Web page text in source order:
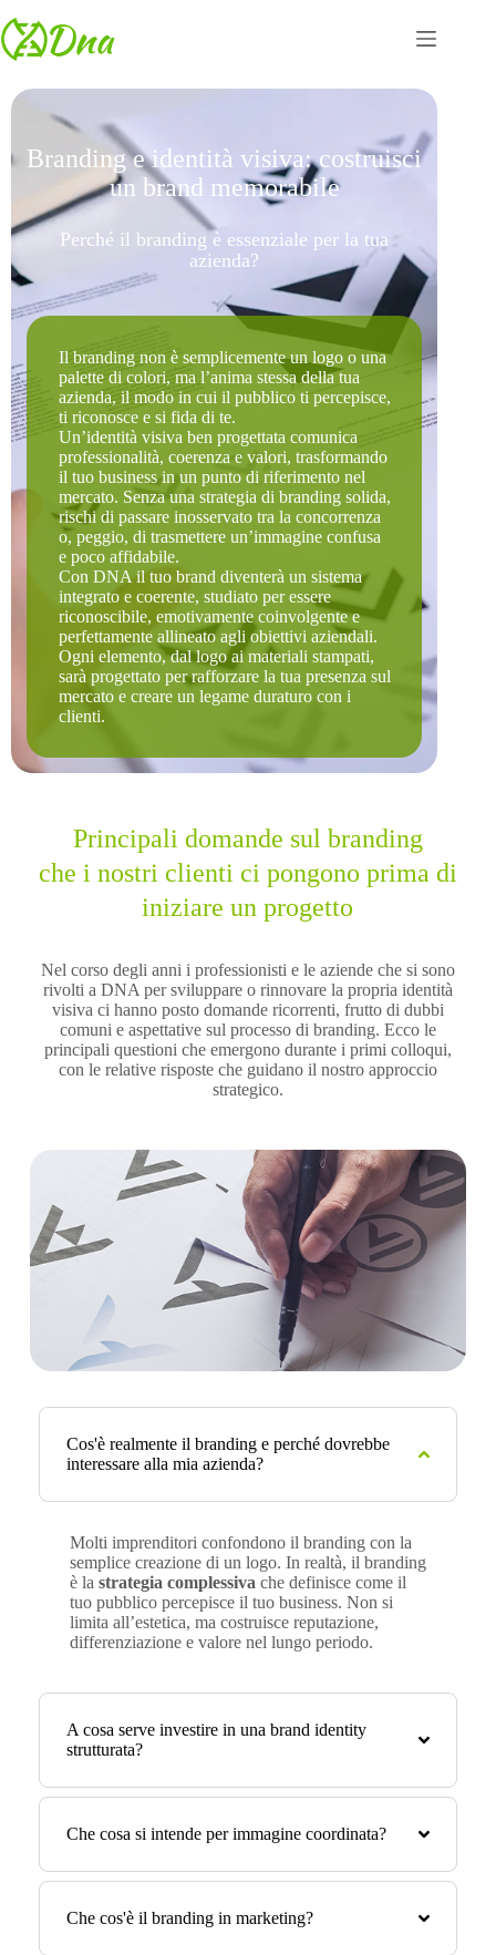
Branding e identità visiva: costruisci
un brand memorabile
Perché il branding è essenziale per la tua
azienda?
Il branding non è semplicemente un logo o una
palette di colori, ma l’anima stessa della tua
azienda, il modo in cui il pubblico ti percepisce,
ti riconosce e si fida di te.
Un’identità visiva ben progettata comunica
professionalità, coerenza e valori, trasformando
il tuo business in un punto di riferimento nel
mercato. Senza una strategia di branding solida,
rischi di passare inosservato tra la concorrenza
o, peggio, di trasmettere un’immagine confusa
e poco affidabile.
Con DNA il tuo brand diventerà un sistema
integrato e coerente, studiato per essere
riconoscibile, emotivamente coinvolgente e
perfettamente allineato agli obiettivi aziendali.
Ogni elemento, dal logo ai materiali stampati,
sarà progettato per rafforzare la tua presenza sul
mercato e creare un legame duraturo con i
clienti.
Principali domande sul branding
che i nostri clienti ci pongono prima di
iniziare un progetto
Nel corso degli anni i professionisti e le aziende che si sono
rivolti a DNA per sviluppare o rinnovare la propria identità
visiva ci hanno posto domande ricorrenti, frutto di dubbi
comuni e aspettative sul processo di branding. Ecco le
principali questioni che emergono durante i primi colloqui,
con le relative risposte che guidano il nostro approccio
strategico.
Cos'è realmente il branding e perché dovrebbe
interessare alla mia azienda?
Molti imprenditori confondono il branding con la
semplice creazione di un logo. In realtà, il branding
è la strategia complessiva che definisce come il
tuo pubblico percepisce il tuo business. Non si
limita all’estetica, ma costruisce reputazione,
differenziazione e valore nel lungo periodo.
A cosa serve investire in una brand identity
strutturata?
Che cosa si intende per immagine coordinata?
Che cos'è il branding in marketing?